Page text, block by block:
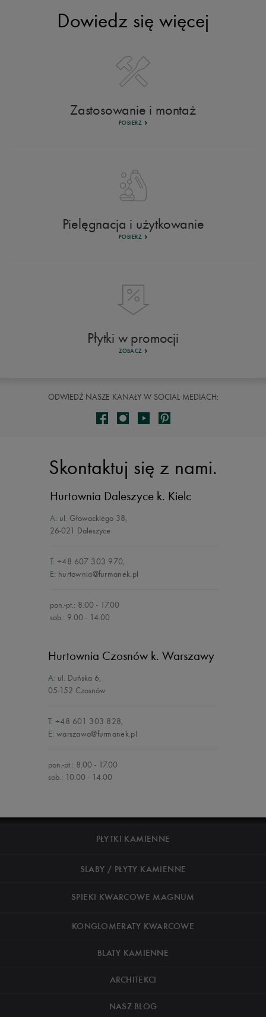
Dowiedz się więcej
Zastosowanie i montaż
POBIERZ
Pielęgnacja i użytkowanie
POBIERZ
Płytki w promocji
ZOBACZ
ODWIEDŹ NASZE KANAŁY W SOCIAL MEDIACH:
Skontaktuj się z nami.
Hurtownia Daleszyce k. Kielc
A: ul. Głowackiego 38,
26-021 Daleszyce
T: +48 607 303 970,
E: hurtownia@furmanek.pl
pon.-pt.: 8.00 - 17.00
sob.: 9.00 - 14.00
Hurtownia Czosnów k. Warszawy
A: ul. Duńska 6,
05-152 Czosnów
T: +48 601 303 828,
E: warszawa@furmanek.pl
pon.-pt.: 8.00 - 17.00
sob.: 10.00 - 14.00
PŁYTKI KAMIENNE
SLABY / PŁYTY KAMIENNE
SPIEKI KWARCOWE MAGNUM
KONGLOMERATY KWARCOWE
BLATY KAMIENNE
ARCHITEKCI
NASZ BLOG